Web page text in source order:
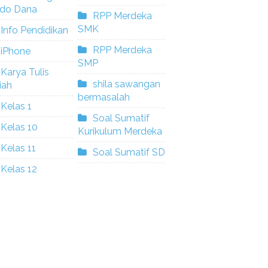
Dana
Info Pendidikan
iPhone
Karya Tulis
Kelas 1
Kelas 10
Kelas 11
Kelas 12
RPP Merdeka
SMK
RPP Merdeka
SMP
shila sawangan
bermasalah
Soal Sumatif
Kurikulum Merdeka
Soal Sumatif SD